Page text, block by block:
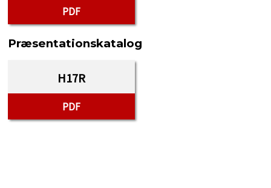
PDF
Præsentationskatalog
H17R
PDF